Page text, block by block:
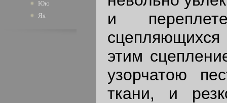
Юю
Яя
и
этим
узорчатою
ткани, и